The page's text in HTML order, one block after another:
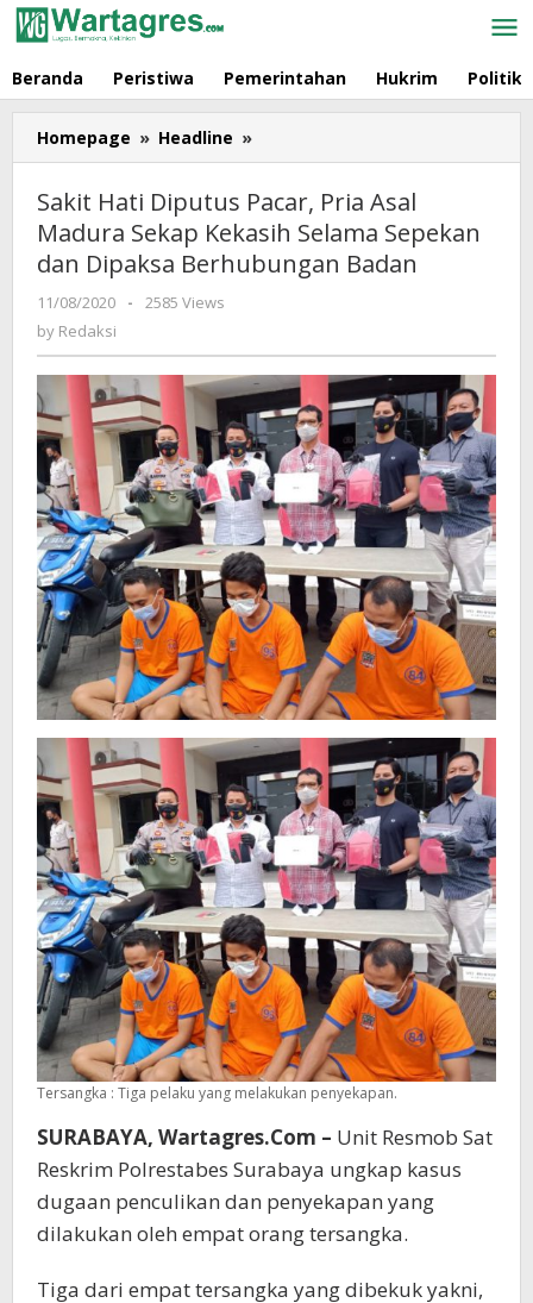
Skip
to
Beranda Peristiwa Pemerintahan Hukrim Politik
Homepage » Headline »
Hati
Pacar,
Pria
Asal
Selama
Sepekan
dan
Dipaksa
Berhubungan
Badan
Sakit Hati Diputus Pacar, Pria Asal
Madura Sekap Kekasih Selama Sepekan
dan Dipaksa Berhubungan Badan
11/08/2020
by
-
2585 Views
by Redaksi
Tersangka : Tiga pelaku yang melakukan penyekapan.
SURABAYA, Wartagres.Com – Unit Resmob Sat
Reskrim Polrestabes Surabaya ungkap kasus
dugaan penculikan dan penyekapan yang
dilakukan oleh empat orang tersangka.
Tiga dari empat tersangka yang dibekuk yakni,